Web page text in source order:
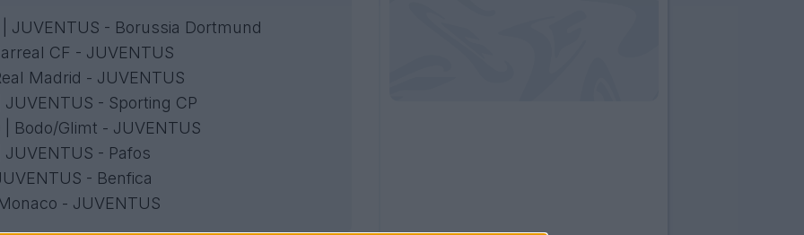
JUVENTUS - Borussia Dortmund
CF - JUVENTUS
Madrid - JUVENTUS
- Sporting CP
Bodo/Glimt - JUVENTUS
- Pafos
- Benfica
- JUVENTUS